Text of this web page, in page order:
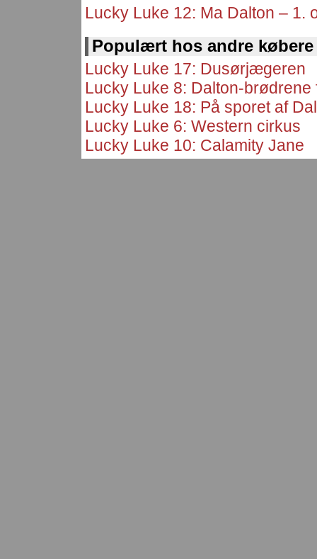
Lucky Luke 12: Ma Dalton – 1.
Populært hos andre købere
Lucky Luke 17: Dusørjægeren
Lucky Luke 8: Dalton-brødrene
Lucky Luke 18: På sporet af
Lucky Luke 6: Western cirkus
Lucky Luke 10: Calamity Jane